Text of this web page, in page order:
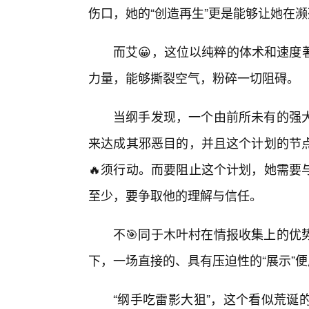
伤口，她的“创造再生”更是能够让她在
而艾😀，这位以纯粹的体术和速
力量，能够撕裂空气，粉碎一切阻碍。
当纲手发现，一个由前所未有的
来达成其邪恶目的，并且这个计划的
🔥须行动。而要阻止这个计划，她需
至少，要争取他的理解与信任。
不🎯同于木叶村在情报收集上的
下，一场直接的、具有压迫性的“展示”
“纲手吃雷影大狙”，这个看似荒